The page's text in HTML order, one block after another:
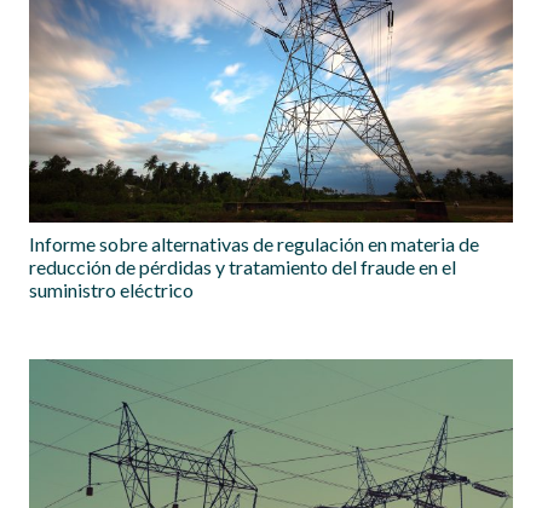
Informe sobre alternativas de regulación en materia de
reducción de pérdidas y tratamiento del fraude en el
suministro eléctrico